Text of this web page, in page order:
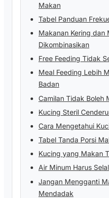
Makan
Tabel Panduan
Makanan Kering dan
Dikombinasikan
Free Feeding Tidak
Meal Feeding Lebih
Badan
Camilan Tidak Boleh
Kucing Steril
Cara Mengetahui
Tabel Tanda Porsi
Kucing yang Makan
Air Minum Harus
Jangan Mengganti
Mendadak